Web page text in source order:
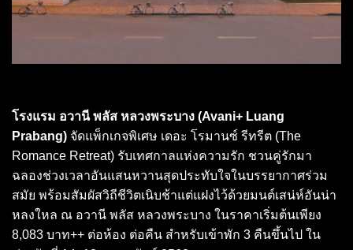
โรงแรม อวานี พลัส หลวงพระบาง (Avani+ Luang
Prabang) จัดแพ็กเกจพิเศษ เดอะ โรมานซ์ รีทรีต (The
Romance Retreat) รับเทศกาลแห่งความรัก ชวนคู่รักมา
ฉลองช่วงเวลาอันแสนหวานสุดประทับใจในบรรยากาศร่วม
สมัย พร้อมสัมผัสวิถีชีวิตเนิบช้าแต่แฝงไว้ด้วยมนต์เสน่ห์อันน่า
หลงใหล ณ อวานี พลัส หลวงพระบาง ในราคาเริ่มต้นเพียง
8,083 บาท++ ต่อห้อง ต่อคืน สำหรับเข้าพัก 3 คืนขึ้นไป ใน